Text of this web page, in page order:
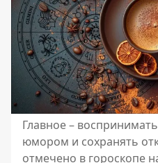
Главное –
юмором и сохранять
отмечено в гороскопе